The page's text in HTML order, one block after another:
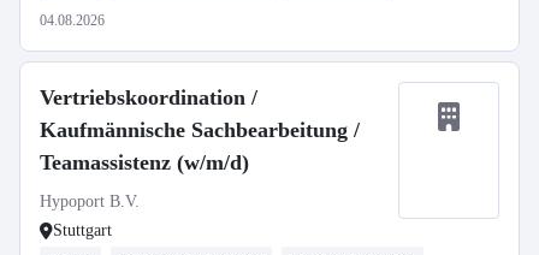
04.08.2026
Vertriebskoordination /
Kaufmännische Sachbearbeitung /
Teamassistenz (w/m/d)
Hypoport B.V.
Stuttgart